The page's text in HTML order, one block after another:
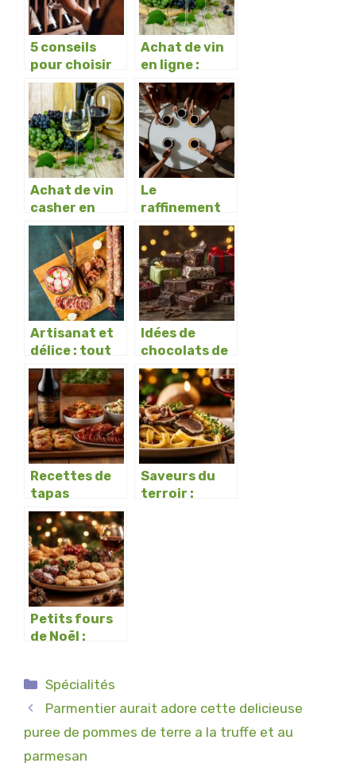
5 conseils
pour choisir
un bon
caviste en
ligne
Achat de vin
en ligne :
avantages et
conseils a
suivre
Achat de vin
casher en
ligne : les
avantages
importants a
considerer
Le
raffinement
du palais :
plongez dans
les subtilites
d’un cafe de
qualite
superieure
Artisanat et
délice : tout
sur la
charcuterie
Idées de
chocolats de
noël en
cadeau pour
des fêtes
gourmandes
Recettes de
tapas
espagnoles :
préparation
authentique
et facile des
pimientos del
piquillo farcis
Saveurs du
terroir :
Petits fours
de Noël :
Bredele et
astuces de
pour épater
vos invités
Catégories
Spécialités
Parmentier aurait adore cette delicieuse
puree de pommes de terre a la truffe et au
parmesan